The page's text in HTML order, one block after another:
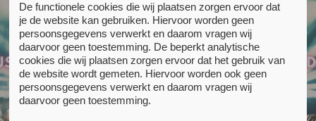
De functionele cookies die wij plaatsen zorgen ervoor dat
je de website kan gebruiken. Hiervoor worden geen
persoonsgegevens verwerkt en daarom vragen wij
daarvoor geen toestemming. De beperkt analytische
cookies die wij plaatsen zorgen ervoor dat het gebruik van
de website wordt gemeten. Hiervoor worden ook geen
persoonsgegevens verwerkt en daarom vragen wij
daarvoor geen toestemming.